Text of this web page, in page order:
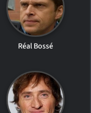
Réal Bossé